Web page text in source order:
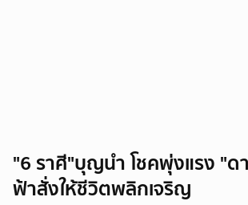
"6 ราศี"บุญนำ โชคพุ่งแรง "ด
ฟ้าสั่งให้ชีวิตพลิกเจริญ